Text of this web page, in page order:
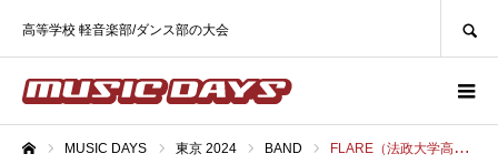
高等学校 軽音楽部/ダンス部の大会
MUSIC DAYS 東京 2024 BAND FLARE（法政大学高校）